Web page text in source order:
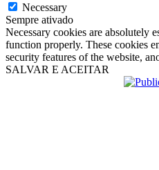
Necessary
Sempre ativado
Necessary cookies are absolutely
function properly. These cookies
security features of the website,
SALVAR E ACEITAR